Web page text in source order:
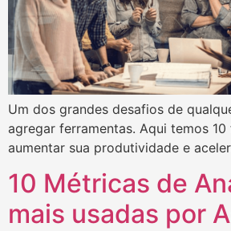
Um dos grandes desafios de
agregar ferramentas. Aqui temos
aumentar sua produtividade e
10 Métricas de
mais usadas por